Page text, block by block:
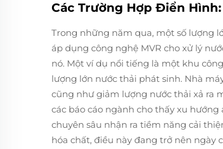
Các Trường Hợp Điển
Trong những năm qua, một số lượng
áp dụng công nghệ MVR cho xử lý
nó. Một ví dụ nổi tiếng là một khu
lượng lớn nước thải phát sinh. Nhà
cũng như giảm lượng nước thải xả ra
các báo cáo ngành cho thấy xu
chuyên sâu nhận ra tiềm năng cải
hóa chất, điều này đang trở nên ngày